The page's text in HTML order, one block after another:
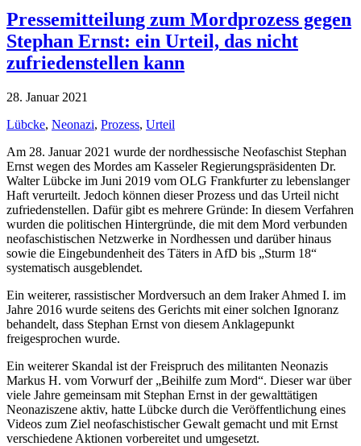
Pressemitteilung zum Mordprozess gegen
Stephan Ernst: ein Urteil, das nicht
zufriedenstellen kann
28. Januar 2021
Lübcke, Neonazi, Prozess, Urteil
Am 28. Januar 2021 wurde der nordhessische Neofaschist Stephan
Ernst wegen des Mordes am Kasseler Regierungspräsidenten Dr.
Walter Lübcke im Juni 2019 vom OLG Frankfurter zu lebenslanger
Haft verurteilt. Jedoch können dieser Prozess und das Urteil nicht
zufriedenstellen. Dafür gibt es mehrere Gründe: In diesem Verfahren
wurden die politischen Hintergründe, die mit dem Mord verbunden
neofaschistischen Netzwerke in Nordhessen und darüber hinaus
sowie die Eingebundenheit des Täters in AfD bis „Sturm 18“
systematisch ausgeblendet.
Ein weiterer, rassistischer Mordversuch an dem Iraker Ahmed I. im
Jahre 2016 wurde seitens des Gerichts mit einer solchen Ignoranz
behandelt, dass Stephan Ernst von diesem Anklagepunkt
freigesprochen wurde.
Ein weiterer Skandal ist der Freispruch des militanten Neonazis
Markus H. vom Vorwurf der „Beihilfe zum Mord“. Dieser war über
viele Jahre gemeinsam mit Stephan Ernst in der gewalttätigen
Neonaziszene aktiv, hatte Lübcke durch die Veröffentlichung eines
Videos zum Ziel neofaschistischer Gewalt gemacht und mit Ernst
verschiedene Aktionen vorbereitet und umgesetzt.